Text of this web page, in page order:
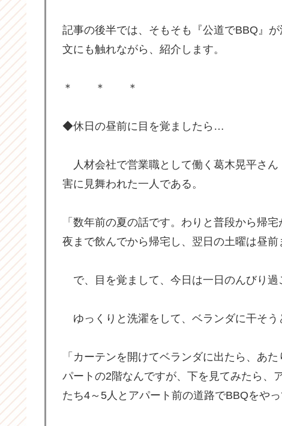
記事の後半では、そもそも『公道でBBQ』
文にも触れながら、紹介します。
＊ ＊ ＊
◆休日の昼前に目を覚ましたら…
人材会社で営業職として働く葛木晃平さ
害に見舞われた一人である。
「数年前の夏の話です。わりと普段から帰
夜まで飲んでから帰宅し、翌日の土曜は昼前
で、目を覚まして、今日は一日のんびり過
ゆっくりと洗濯をして、ベランダに干そう
「カーテンを開けてベランダに出たら、あ
パートの2階なんですが、下を見てみたら、
たち4～5人とアパート前の道路でBBQをやっ